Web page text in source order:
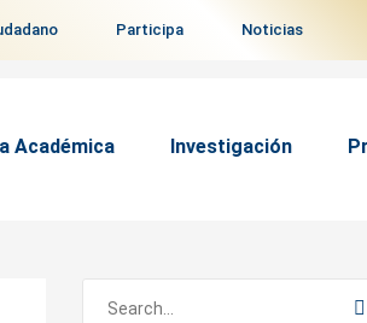
Participa Noticias
Académica Investigación